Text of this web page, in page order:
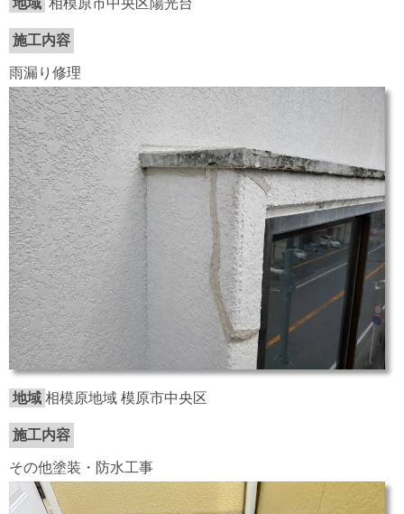
施工内容
雨漏り修理
地域 相模原地域 模原市中央区
施工内容
その他塗装・防水工事